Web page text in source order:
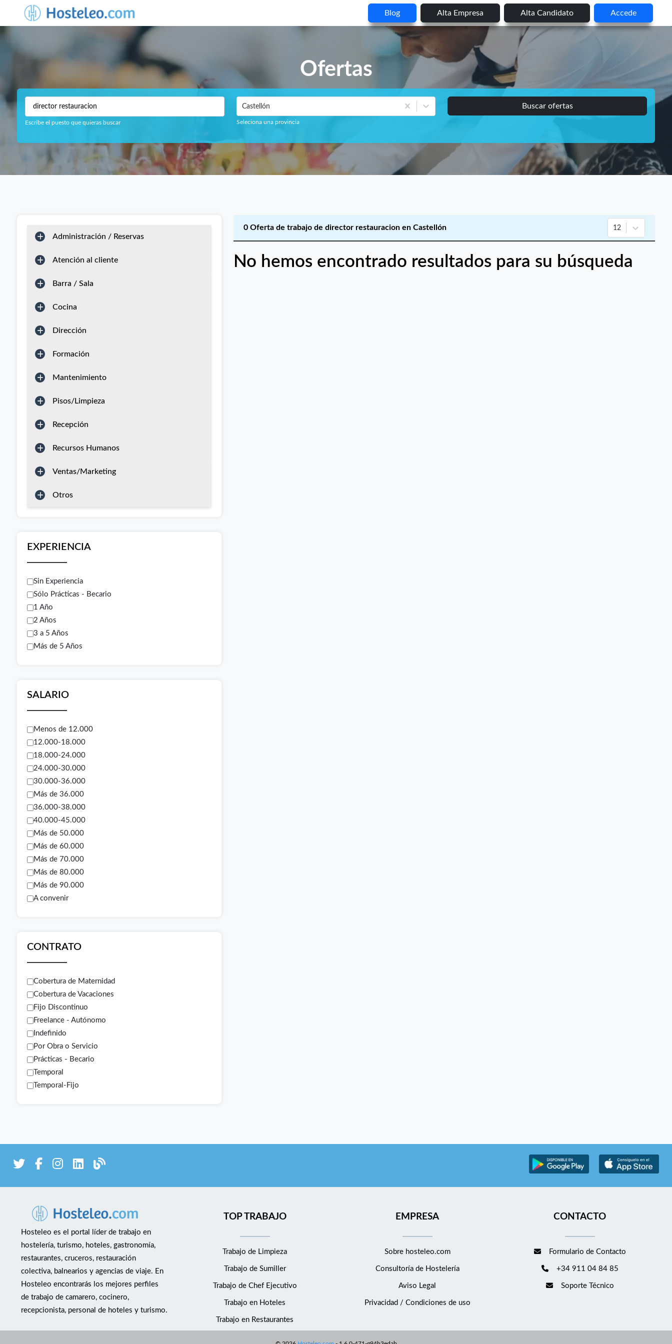
Blog Alta Empresa Alta Candidato Accede
Ofertas
Escribe el puesto que quieras buscar
Castellón
Seleciona una provincia
Buscar ofertas
Administración / Reservas
Atención al cliente
Barra / Sala
Cocina
Dirección
Formación
Mantenimiento
Pisos/Limpieza
Recepción
Recursos Humanos
Ventas/Marketing
Otros
EXPERIENCIA
Sin Experiencia
Sólo Prácticas - Becario
1 Año
2 Años
3 a 5 Años
Más de 5 Años
SALARIO
Menos de 12.000
12.000-18.000
18.000-24.000
24.000-30.000
30.000-36.000
Más de 36.000
36.000-38.000
40.000-45.000
Más de 50.000
Más de 60.000
Más de 70.000
Más de 80.000
Más de 90.000
A convenir
CONTRATO
Cobertura de Maternidad
Cobertura de Vacaciones
Fijo Discontinuo
Freelance - Autónomo
Indefinido
Por Obra o Servicio
Prácticas - Becario
Temporal
Temporal-Fijo
0 Oferta de trabajo de director restauracion en Castellón 12
No hemos encontrado resultados para su búsqueda
Hosteleo es el portal líder de trabajo en
hostelería, turismo, hoteles, gastronomía,
restaurantes, cruceros, restauración
colectiva, balnearios y agencias de viaje. En
Hosteleo encontrarás los mejores perfiles
de trabajo de camarero, cocinero,
recepcionista, personal de hoteles y turismo.
TOP TRABAJO
Trabajo de Limpieza
Trabajo de Sumiller
Trabajo de Chef Ejecutivo
Trabajo en Hoteles
Trabajo en Restaurantes
EMPRESA
Sobre hosteleo.com
Consultoría de Hostelería
Aviso Legal
Privacidad / Condiciones de uso
CONTACTO
Formulario de Contacto
+34 911 04 84 85
Soporte Técnico